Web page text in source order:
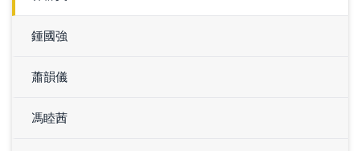
鍾國強
蕭韻儀
馮睦茜